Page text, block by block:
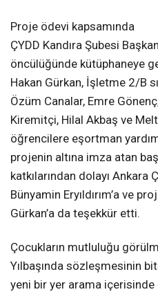
Proje ödevi kapsamında
ÇYDD Kandıra Şubesi
öncülüğünde kütüphaneye
Hakan Gürkan, İşletme 2/B
Özüm Canalar, Emre
Kiremitçi, Hilal Akbaş ve
öğrencilere eşortman
projenin altına imza atan
katkılarından dolayı Ankara
Bünyamin Eryıldırım’a ve
Gürkan’a da teşekkür etti.
Çocukların mutluluğu
Yılbaşında sözleşmesinin
yeni bir yer arama içerisinde